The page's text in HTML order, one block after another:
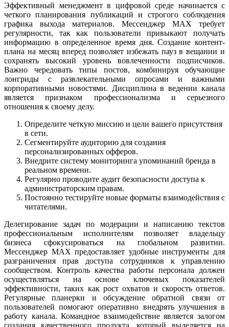
Эффективный менеджмент в цифровой среде начинается с
четкого планирования публикаций и строгого соблюдения
графика выхода материалов. Мессенджер MAX требует
регулярности, так как пользователи привыкают получать
информацию в определенное время дня. Создание контент-
плана на месяц вперед позволяет избежать пауз в вещании и
сохранять высокий уровень вовлеченности подписчиков.
Важно чередовать типы постов, комбинируя обучающие
лонгриды с развлекательными опросами и важными
корпоративными новостями. Дисциплина в ведении канала
является признаком профессионализма и серьезного
отношения к своему делу.
Определите четкую миссию и цели вашего присутствия
в сети.
Сегментируйте аудиторию для создания
персонализированных офферов.
Внедрите систему мониторинга упоминаний бренда в
реальном времени.
Регулярно проводите аудит безопасности доступа к
администраторским правам.
Постоянно тестируйте новые форматы взаимодействия с
читателями.
Делегирование задач по модерации и написанию текстов
профессиональным исполнителям позволяет владельцу
бизнеса сфокусироваться на глобальном развитии.
Мессенджер MAX предоставляет удобные инструменты для
разграничения прав доступа сотрудников к управлению
сообществом. Контроль качества работы персонала должен
осуществляться на основе ключевых показателей
эффективности, таких как рост охватов и скорость ответов.
Регулярные планерки и обсуждение обратной связи от
пользователей помогают оперативно внедрять улучшения в
работу канала. Командное взаимодействие является залогом
создания качественного продукта, который выделяется на